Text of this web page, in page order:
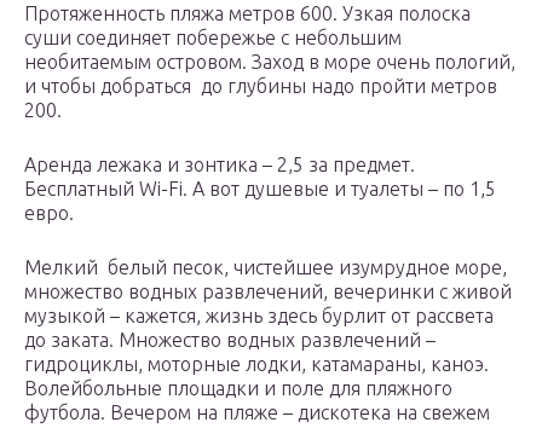
Протяженность пляжа метров 600. Узкая полоска
суши соединяет побережье с небольшим
необитаемым островом. Заход в море очень пологий,
и чтобы добраться до глубины надо пройти метров
200.
Аренда лежака и зонтика – 2,5 за предмет.
Бесплатный Wi-Fi. А вот душевые и туалеты – по 1,5
евро.
Мелкий белый песок, чистейшее изумрудное море,
множество водных развлечений, вечеринки с живой
музыкой – кажется, жизнь здесь бурлит от рассвета
до заката. Множество водных развлечений –
гидроциклы, моторные лодки, катамараны, каноэ.
Волейбольные площадки и поле для пляжного
футбола. Вечером на пляже – дискотека на свежем